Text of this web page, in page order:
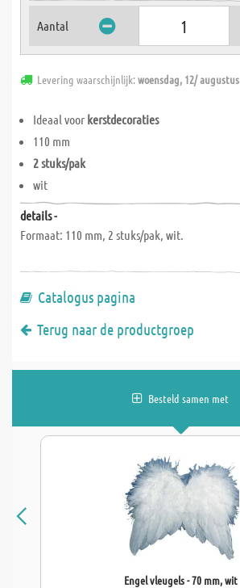
Aantal
Levering waarschijnlijk:woensdag, 12/ augustus
Ideaal voor kerstdecoraties
110 mm
2 stuks/pak
wit
details -
Formaat: 110 mm, 2 stuks/pak, wit.
Catalogus pagina
Terug naar de productgroep
Besteld samen met
Engel vleugels - 70 mm, wit